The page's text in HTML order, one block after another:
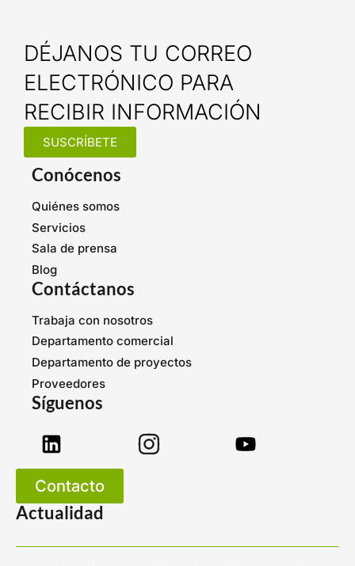
DÉJANOS TU CORREO
ELECTRÓNICO PARA
RECIBIR INFORMACIÓN
SUSCRÍBETE
Conócenos
Quiénes somos
Servicios
Sala de prensa
Blog
Contáctanos
Trabaja con nosotros
Departamento comercial
Departamento de proyectos
Proveedores
Síguenos
Contacto
Actualidad